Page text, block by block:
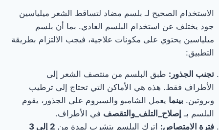
الاستخدام الصحيح لـ بلسم مضاد لتساقط الشعر ميلياسين
جود يختلف عن استخدام البلسم العادي. بما أن بلسم
ميلياسين يحتوي على مكونات علاجية، فيجب الالتزام بطريقة
التطبيق:
تجنب الجذور: طبق البلسم من منتصف الشعر إلى
الأطراف فقط. هذه هي الأماكن التي تحتاج إلى ترطيب
وبروتين. بينما يعمل الشامبو والسيروم على الجذور، يقوم
البلسم بـ إصلاح_التلف_والتقصف في الأطراف.
فترة الامتصاص: اترك البلسم يتشرب لمدة من
2 إلى 3